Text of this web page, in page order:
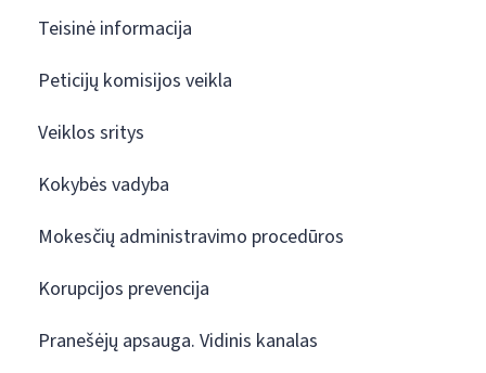
Teisinė informacija
Peticijų komisijos veikla
Veiklos sritys
Kokybės vadyba
Mokesčių administravimo procedūros
Korupcijos prevencija
Pranešėjų apsauga. Vidinis kanalas